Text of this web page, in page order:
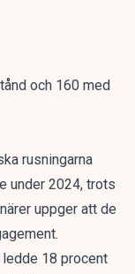
och 160 med
rusningarna
under 2024, trots
uppger att de
18 procent